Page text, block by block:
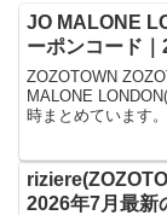
JO MALONE
ーポンコード
ZOZOTOWN
MALONE
時まとめています
2026年7月最新